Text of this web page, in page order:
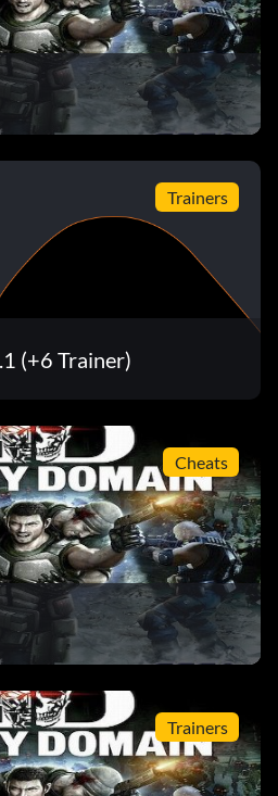
dazu, sich 50 Mal
die vier Motoren des Eisernen
Waffe.
alle SECURITY-COM in der
Kapitel im SURVIVOR-Modus
innerhalb von 1
Trainers
(+6 Trainer)
Cheats
Trainers